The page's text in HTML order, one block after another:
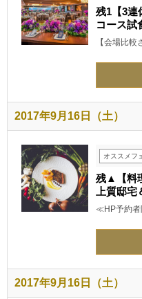
残1【3
コース試
【会場比
2017年9月16日（土）
オススメフ
残▲【料
上質邸
≪HP予約
2017年9月16日（土）